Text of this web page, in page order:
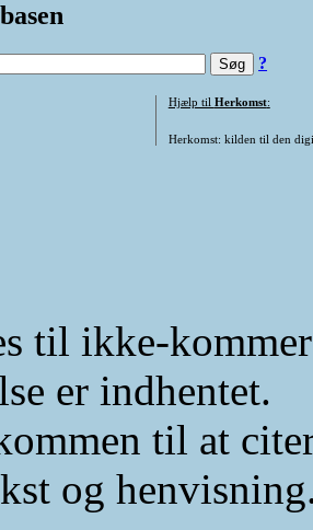
?
Hjælp til Herkomst:
Herkomst: kilden til den
til ikke-
er indhentet.
til at
og